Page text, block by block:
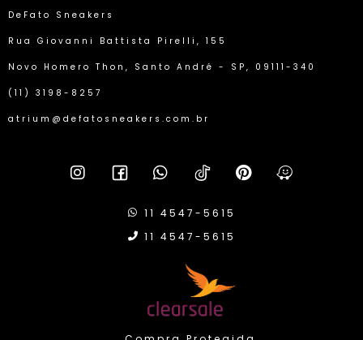
DeFato Sneakers
Rua Giovanni Battista Pirelli, 155
Novo Homero Thon, Santo André - SP, 09111-340
(11) 3198-8257
atrium@defatosneakers.com.br
11 4547-5615
11 4547-5615